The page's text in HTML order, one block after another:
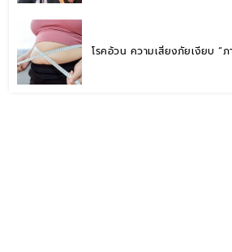
โรคอ้วน ความเสี่ยงภัยเงียบ “